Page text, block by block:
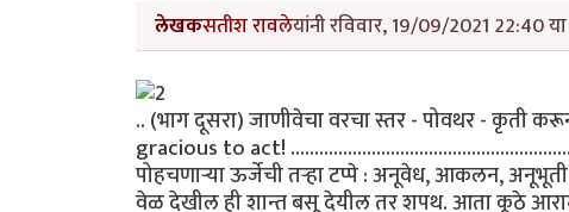
लेखकसतीश रावलेयांनी रविवार, 19/09/2021 22:40
.. (भाग दूसरा) जाणीवेचा वरचा स्तर - पोवथर - कृती
gracious to act!
पोहचणार्‍या ऊर्जेची तर्‍हा टप्पे : अनूवेध, आकलन,
वेळ देखील ही शान्त बसू देयील तर शपथ. आता कूठे